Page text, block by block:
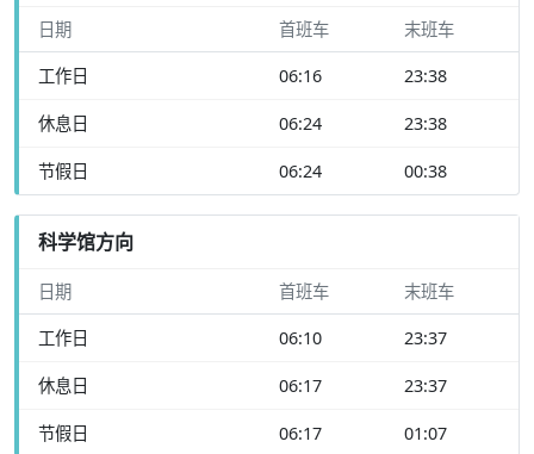
日期 首班车 末班车
工作日 06:16 23:38
休息日 06:24 23:38
节假日 06:24 00:38
科学馆方向
日期 首班车 末班车
工作日 06:10 23:37
休息日 06:17 23:37
节假日 06:17 01:07